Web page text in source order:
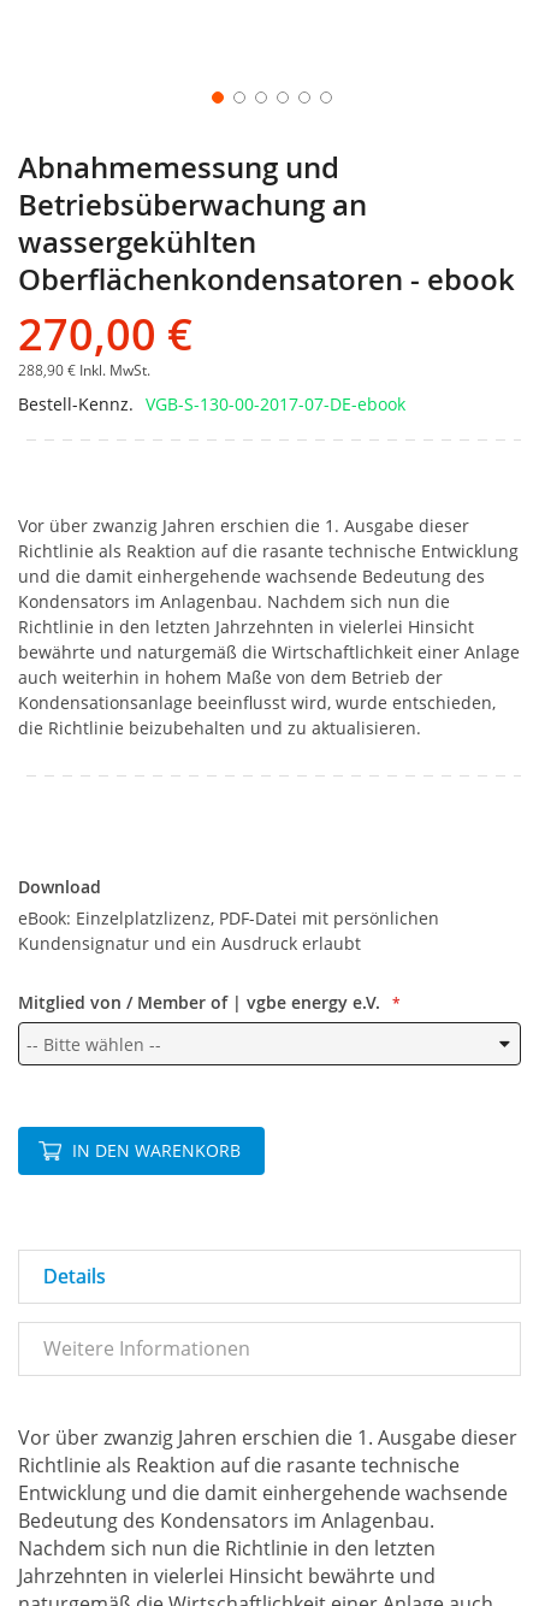
Abnahmemessung und
Betriebsüberwachung an
wassergekühlten
Oberflächenkondensatoren - ebook
270,00 €
288,90 € Inkl. MwSt.
Bestell-Kennz. VGB-S-130-00-2017-07-DE-ebook
Vor über zwanzig Jahren erschien die 1. Ausgabe dieser
Richtlinie als Reaktion auf die rasante technische Entwicklung
und die damit einhergehende wachsende Bedeutung des
Kondensators im Anlagenbau. Nachdem sich nun die
Richtlinie in den letzten Jahrzehnten in vielerlei Hinsicht
bewährte und naturgemäß die Wirtschaftlichkeit einer Anlage
auch weiterhin in hohem Maße von dem Betrieb der
Kondensationsanlage beeinflusst wird, wurde entschieden,
die Richtlinie beizubehalten und zu aktualisieren.
Download
eBook: Einzelplatzlizenz, PDF-Datei mit persönlichen
Kundensignatur und ein Ausdruck erlaubt
Mitglied von / Member of | vgbe energy e.V.
IN DEN WARENKORB
Details
Weitere Informationen
Vor über zwanzig Jahren erschien die 1. Ausgabe dieser
Richtlinie als Reaktion auf die rasante technische
Entwicklung und die damit einhergehende wachsende
Bedeutung des Kondensators im Anlagenbau.
Nachdem sich nun die Richtlinie in den letzten
Jahrzehnten in vielerlei Hinsicht bewährte und